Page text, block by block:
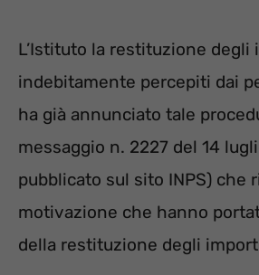
L’Istituto la restituzione degli
indebitamente percepiti dai
ha già annunciato tale
messaggio n. 2227 del 14
pubblicato sul sito INPS) che
motivazione che hanno
della restituzione degli